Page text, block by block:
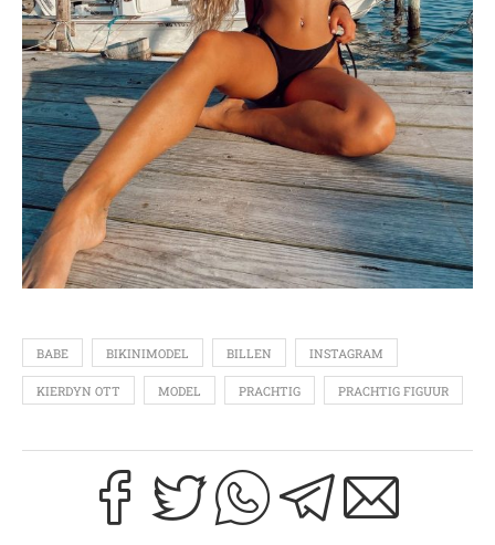
BABE BIKINIMODEL BILLEN INSTAGRAM
KIERDYN OTT MODEL PRACHTIG PRACHTIG FIGUUR